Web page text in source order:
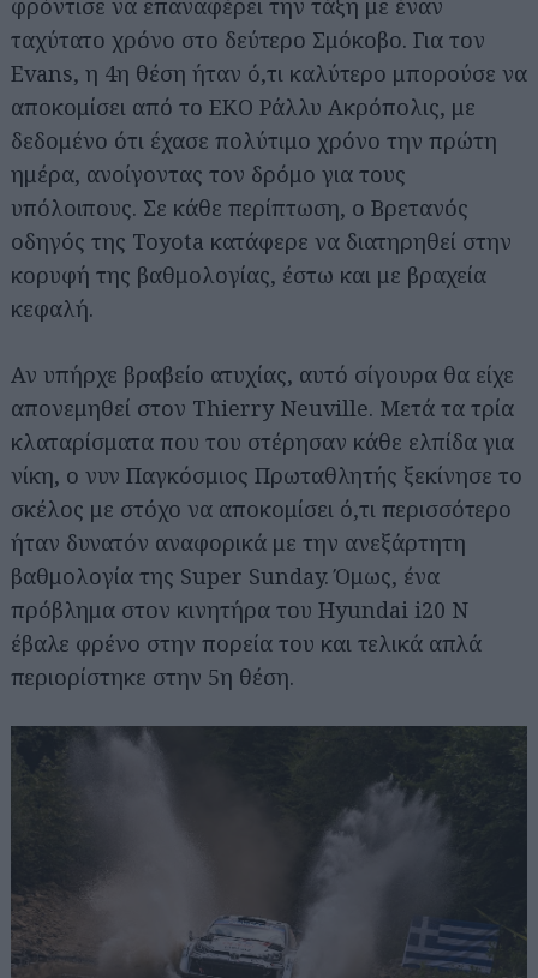
ταχύτατο χρόνο στο δεύτερο Σμόκοβο. Για τον
Evans, η 4η θέση ήταν ό,τι καλύτερο μπορούσε να
αποκομίσει από το ΕΚΟ Ράλλυ Ακρόπολις, με
δεδομένο ότι έχασε πολύτιμο χρόνο την πρώτη
ημέρα, ανοίγοντας τον δρόμο για τους
υπόλοιπους. Σε κάθε περίπτωση, ο Βρετανός
οδηγός της Toyota κατάφερε να διατηρηθεί στην
κορυφή της βαθμολογίας, έστω και με βραχεία
κεφαλή.
Αν υπήρχε βραβείο ατυχίας, αυτό σίγουρα θα είχε
απονεμηθεί στον Thierry Neuville. Μετά τα τρία
κλαταρίσματα που του στέρησαν κάθε ελπίδα για
νίκη, ο νυν Παγκόσμιος Πρωταθλητής ξεκίνησε το
σκέλος με στόχο να αποκομίσει ό,τι περισσότερο
ήταν δυνατόν αναφορικά με την ανεξάρτητη
βαθμολογία της Super Sunday. Όμως, ένα
πρόβλημα στον κινητήρα του Hyundai i20 Ν
έβαλε φρένο στην πορεία του και τελικά απλά
περιορίστηκε στην 5η θέση.